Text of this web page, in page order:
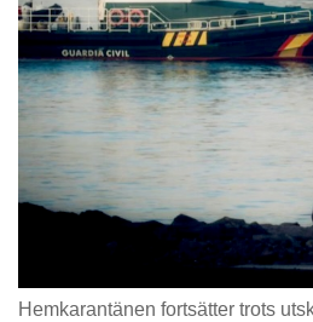
Hemkarantänen fortsätter trots